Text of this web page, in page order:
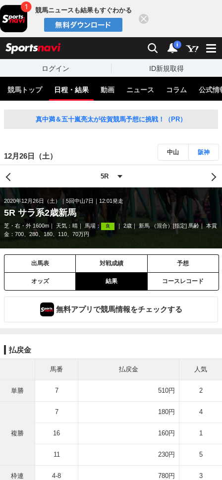
競馬ニュースも結果もすぐわかる
検索 通知
i
ログイン ID新規取得
競馬トップ 日程・結果 動画 ニュース コラム 公式情
真中満＆五十嵐亮太が佐賀競馬予想に挑戦！（PR）
12月26日（土） 中山 阪神
2020年12月26日（土） 5回中山7日 12:01発走
5R サラ系2歳新馬
芝・右・外 1600m 天気： 晴 馬場： 良 2歳 新馬 （混合）[指定] 馬齢
本賞
金：700、280、180、110、70万円
出馬表 対戦成績 予想
オッズ 結果 コースレコード
無料アプリで競馬情報をチェックする
払戻金
馬番 払戻金 人気
単勝 7 510円 2
複勝
7 180円 4
16 160円 1
11 230円 5
枠連 4-8 780円 3